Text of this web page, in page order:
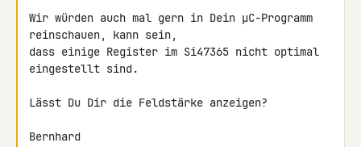
Wir würden auch mal gern in Dein µC-Programm
reinschauen, kann sein,
dass einige Register im Si47365 nicht optimal
eingestellt sind.
Lässt Du Dir die Feldstärke anzeigen?
Bernhard